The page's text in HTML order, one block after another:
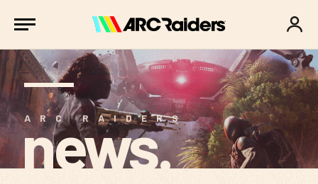
ARC RAIDERS
news.